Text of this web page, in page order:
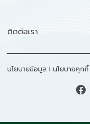
ติดต่อเรา
นโยบายข้อมูล I นโยบายคุกกี้
Facebook